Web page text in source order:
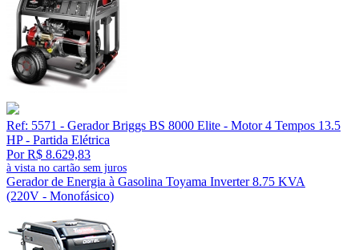
Ref: 5571 - Gerador Briggs BS 8000 Elite - Motor 4 Tempos 13.5
HP - Partida Elétrica
Por R$ 8.629,83
à vista no cartão sem juros
Gerador de Energia à Gasolina Toyama Inverter 8.75 KVA
(220V - Monofásico)